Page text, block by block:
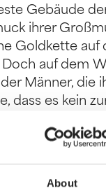
About
Gebäude
ihrer
Goldkette auf
auf dem
Männer, die
dass es kein
etwas getan,
ihrer